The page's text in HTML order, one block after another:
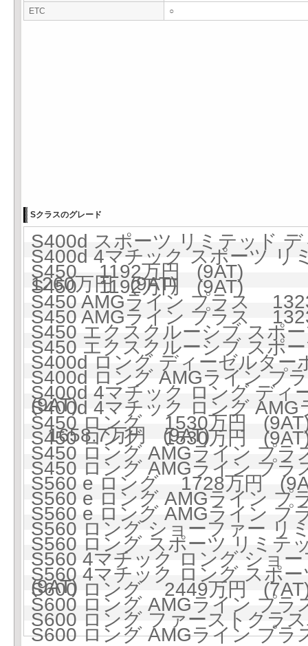
ETC ○
Sクラスのグレード
S400d スポーツ リミテッド
S400d 4マチック スポーツ
1260万円 (9AT)
S450 1192万円 (9AT)
S450 1192万円 (9AT)
S450 AMGライン プラス
S450 AMGライン プラス
S450 エクスクルーシブ ス
S450 エクスクルーシブ ス
S400d ロング ディーゼルタ
S400d ロング AMGライン
(9AT)
S400d 4マチック ロング デ
S400d 4マチック ロング
1658.7万円 (9AT)
S450 ロング 1530万円
S450 ロング 1530万円
S450 ロング AMGライン プ
S450 ロング AMGライン プ
S560 e ロング 1728万円
S560 e ロング AMGライン
S560 e ロング AMGライン
S560 ロング ショーファー
S560 ロング スポーツ リミ
S560 4マチック ロング ショ
(9AT)
S560 4マチック ロング スポ
S600 ロング 2449万円
S600 ロング AMGライン プ
S600 ロング ファーストク
S600 ロング AMGライン プ